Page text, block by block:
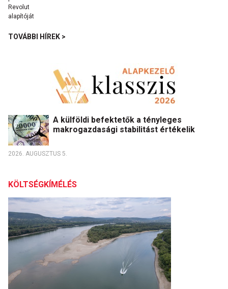
TOVÁBBI HÍREK >
A külföldi befektetők a tényleges
makrogazdasági stabilitást értékelik
2026. AUGUSZTUS 5.
KÖLTSÉGKÍMÉLÉS